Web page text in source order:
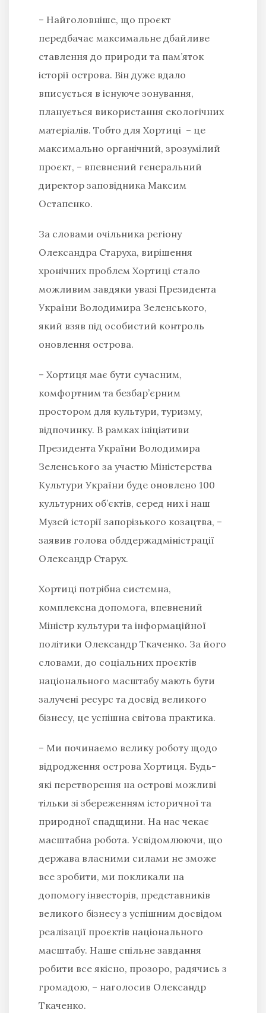
– Найголовніше, що проєкт
передбачає максимальне дбайливе
ставлення до природи та пам’яток
історії острова. Він дуже вдало
вписується в існуюче зонування,
планується використання екологічних
матеріалів. Тобто для Хортиці – це
максимально органічний, зрозумілий
проєкт, – впевнений генеральний
директор заповідника Максим
Остапенко.
За словами очільника регіону
Олександра Старуха, вирішення
хронічних проблем Хортиці стало
можливим завдяки увазі Президента
України Володимира Зеленського,
який взяв під особистий контроль
оновлення острова.
– Хортиця має бути сучасним,
комфортним та безбар’єрним
простором для культури, туризму,
відпочинку. В рамках ініціативи
Президента України Володимира
Зеленського за участю Міністерства
Культури України буде оновлено 100
культурних об’єктів, серед них і наш
Музей історії запорізького козацтва, –
заявив голова облдержадміністрації
Олександр Старух.
Хортиці потрібна системна,
комплексна допомога, впевнений
Міністр культури та інформаційної
політики Олександр Ткаченко. За його
словами, до соціальних проєктів
національного масштабу мають бути
залучені ресурс та досвід великого
бізнесу, це успішна світова практика.
– Ми починаємо велику роботу щодо
відродження острова Хортиця. Будь-
які перетворення на острові можливі
тільки зі збереженням історичної та
природної спадщини. На нас чекає
масштабна робота. Усвідомлюючи, що
держава власними силами не зможе
все зробити, ми покликали на
допомогу інвесторів, представників
великого бізнесу з успішним досвідом
реалізації проєктів національного
масштабу. Наше спільне завдання
робити все якісно, прозоро, радячись з
громадою, – наголосив Олександр
Ткаченко.